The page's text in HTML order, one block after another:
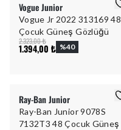
Vogue Junior
Vogue Jr 2022 313169 48
Çocuk Güneş Gözlüğü
2.323,00 ₺
1.394,00 ₺ %40
Ray-Ban Junior
Ray-Ban Junior 9078S
7132T3 48 Çocuk Güneş